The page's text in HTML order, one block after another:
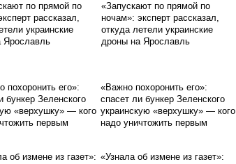
«Запускают по прямой по
ночам»: эксперт рассказал,
откуда летели украинские
дроны на Ярославль
«Важно похоронить его»:
спасет ли бункер Зеленского
украинскую «верхушку» — кого
надо уничтожить первым
«Узнала об измене из газет»: